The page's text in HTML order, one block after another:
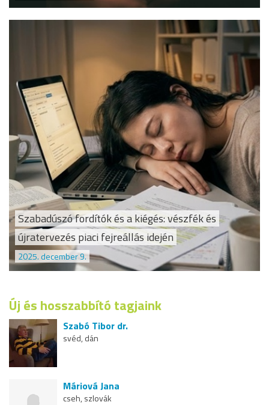
Szabadúszó fordítók és a kiégés: vészfék és
újratervezés piaci fejreállás idején
2025. december 9.
Új és hosszabbító tagjaink
Szabó Tibor dr.
svéd, dán
Máriová Jana
cseh, szlovák